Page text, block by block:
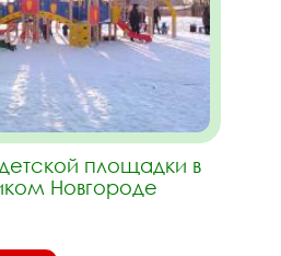
площадки в
Новгороде